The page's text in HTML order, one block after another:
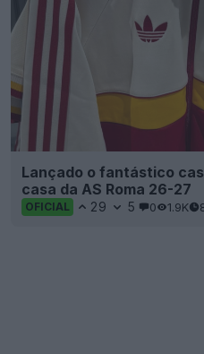
Lançado o fantástico
casa da AS Roma 26-27
OFICIAL 29 5 0 1.9K